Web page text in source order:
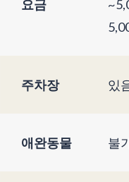
요금
주차장 있
애완동물 불